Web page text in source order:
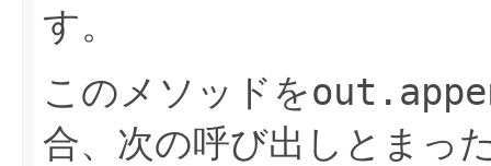
す。
このメソッドを
合、次の呼び出しとまっ